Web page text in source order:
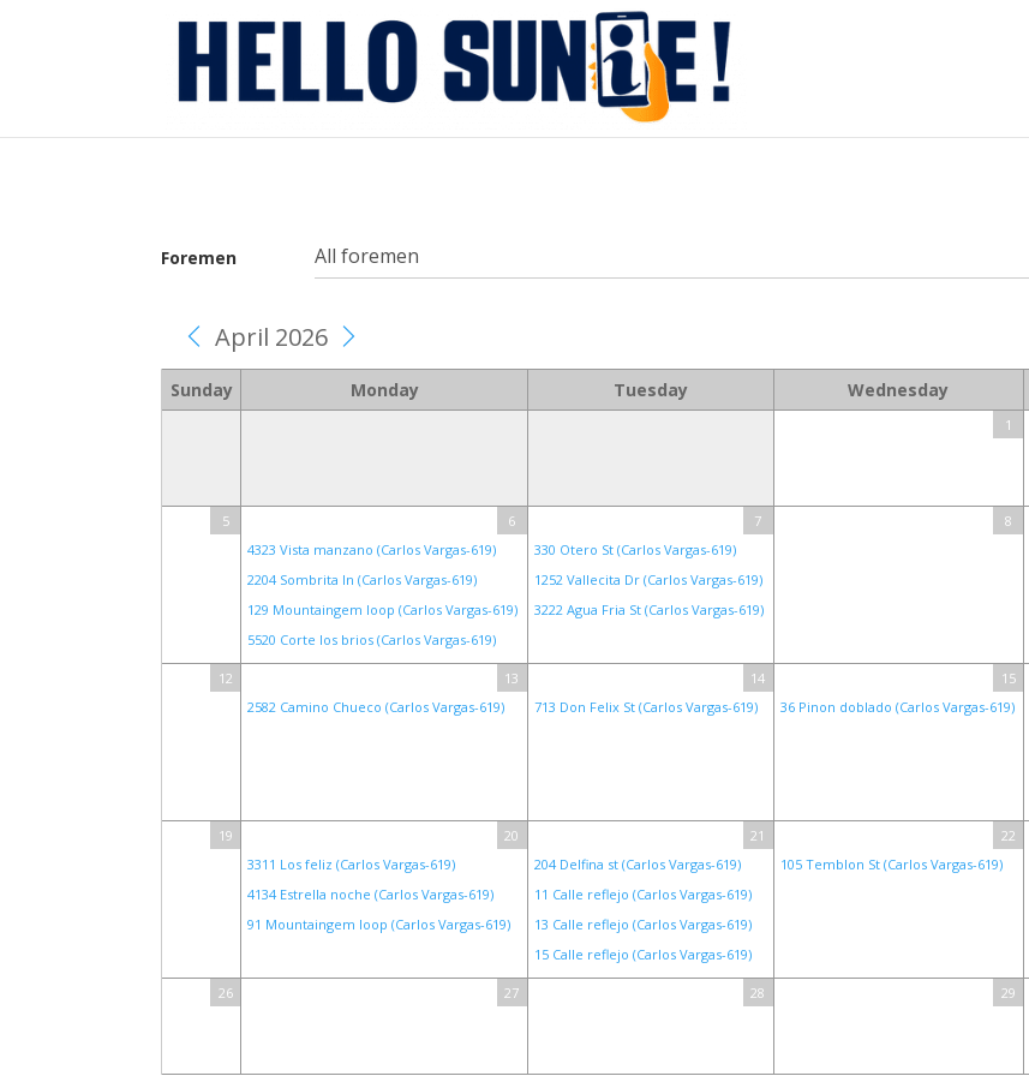
Foremen
April 2026
Sunday Monday Tuesday Wednesday
1
5
6
4323 Vista manzano (Carlos Vargas-619)
2204 Sombrita ln (Carlos Vargas-619)
129 Mountaingem loop (Carlos Vargas-619)
5520 Corte los brios (Carlos Vargas-619)
7
330 Otero St (Carlos Vargas-619)
1252 Vallecita Dr (Carlos Vargas-619)
3222 Agua Fria St (Carlos Vargas-619)
8
12
13
2582 Camino Chueco (Carlos Vargas-619)
14
713 Don Felix St (Carlos Vargas-619)
15
36 Pinon doblado (Carlos Vargas-619)
19
20
3311 Los feliz (Carlos Vargas-619)
4134 Estrella noche (Carlos Vargas-619)
91 Mountaingem loop (Carlos Vargas-619)
21
204 Delfina st (Carlos Vargas-619)
11 Calle reflejo (Carlos Vargas-619)
13 Calle reflejo (Carlos Vargas-619)
15 Calle reflejo (Carlos Vargas-619)
22
105 Temblon St (Carlos Vargas-619)
26 27 28 29